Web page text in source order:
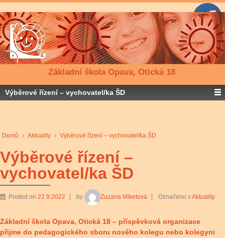
Základní škola Opava, Otická 18
Výběrové řízení – vychovatel/ka ŠD
Domů › Aktuality › Výběrové řízení – vychovatel/ka ŠD
Výběrové řízení –
vychovatel/ka ŠD
Posted on 22.9.2022 by Zuzana Miketová Označeno vAktuality
Základní škola Opava, Otická 18 – příspěvková organizace
přijme do pedagogického sboru nového kolegu nebo kolegyni